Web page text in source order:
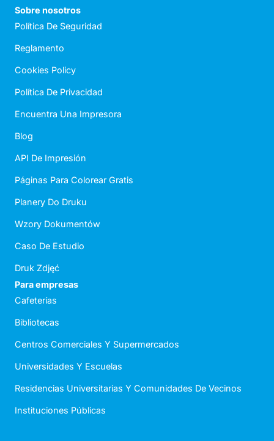
Sobre nosotros
Política De Seguridad
Reglamento
Cookies Policy
Política De Privacidad
Encuentra Una Impresora
Blog
API De Impresión
Páginas Para Colorear Gratis
Planery Do Druku
Wzory Dokumentów
Caso De Estudio
Druk Zdjęć
Para empresas
Cafeterías
Bibliotecas
Centros Comerciales Y Supermercados
Universidades Y Escuelas
Residencias Universitarias Y Comunidades De Vecinos
Instituciones Públicas